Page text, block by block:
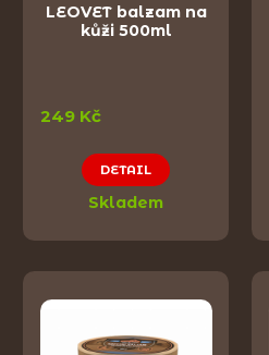
LEOVET balzam na
kůži 500ml
249 Kč
DETAIL
Skladem